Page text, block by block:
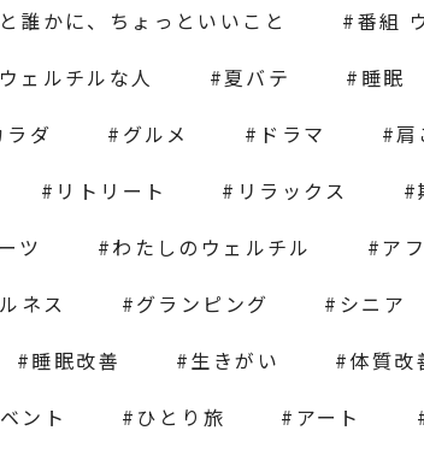
誰かに、ちょっといいこと
番組
ウェルチルな人
夏バテ 睡眠
ラダ
グルメ ドラマ 肩
リトリート リラックス
ツ
わたしのウェルチル ア
ネス
グランピング シニア
睡眠改善 生きがい 体質改
ント
ひとり旅 アート